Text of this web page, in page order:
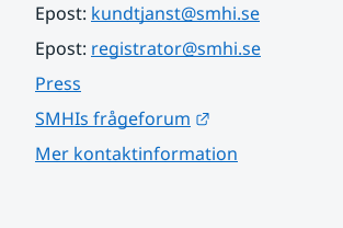
Epost: kundtjanst@smhi.se
Epost: registrator@smhi.se
Press
SMHIs frågeforum
Mer kontaktinformation